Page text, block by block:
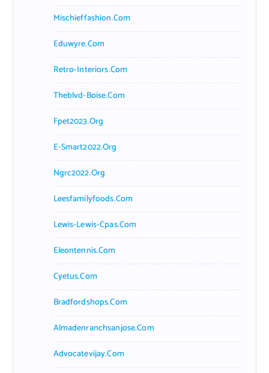
Mischieffashion.com
Eduwyre.com
Retro-Interiors.com
Theblvd-Boise.com
Fpet2023.org
E-Smart2022.org
Ngrc2022.org
Leesfamilyfoods.com
Lewis-Lewis-Cpas.com
Eleontennis.com
Cyetus.com
Bradfordshops.com
Almadenranchsanjose.com
Advocatevijay.com